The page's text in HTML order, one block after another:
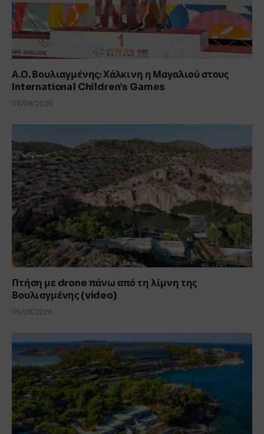
Α.Ο. Βουλιαγμένης: Χάλκινη η Μαγαλιού στους
International Children’s Games
06/08/2026
Πτήση με drone πάνω από τη λίμνη της
Βουλιαγμένης (video)
05/08/2026